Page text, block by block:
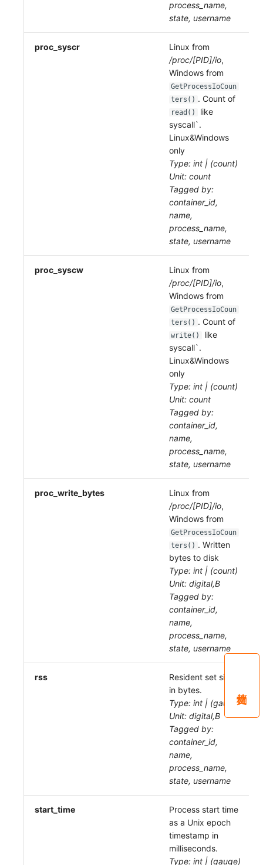
process_name,
state, username
proc_syscr
Linux from
/proc/[PID]/io,
Windows from
GetProcessIoCoun
ters() . Count of
read()
like
syscall`.
Linux&Windows
only
Type: int | (count)
Unit: count
Tagged by:
container_id,
name,
process_name,
state, username
proc_syscw
Linux from
/proc/[PID]/io,
Windows from
GetProcessIoCoun
ters() . Count of
write()
like
syscall`.
Linux&Windows
only
Type: int | (count)
Unit: count
Tagged by:
container_id,
name,
process_name,
state, username
proc_write_bytes
Linux from
/proc/[PID]/io,
Windows from
GetProcessIoCoun
ters() . Written
bytes to disk
Type: int | (count)
Unit: digital,B
Tagged by:
container_id,
name,
process_name,
state, username
rss
Resident set size
in bytes.
Type: int | (gauge)
Unit: digital,B
Tagged by:
container_id,
name,
process_name,
state, username
start_time
Process start time
as a Unix epoch
timestamp in
milliseconds.
Type: int | (gauge)